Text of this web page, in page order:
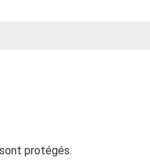
protégés.